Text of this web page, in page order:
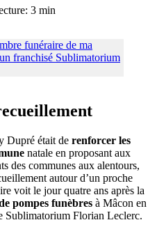
3 min
Dupré était de renforcer les
natale en proposant aux
des communes aux alentours,
autour d’un proche
voit le jour quatre ans après la
pompes funèbres à Mâcon en
Sublimatorium Florian Leclerc.